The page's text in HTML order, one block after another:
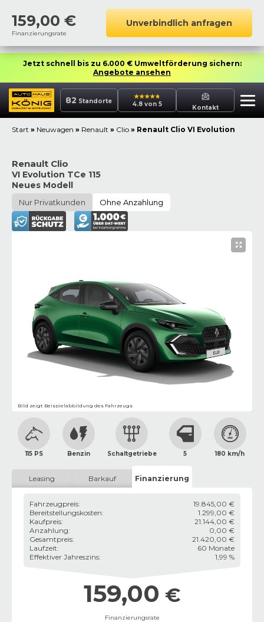
159,00 €
Finanzierungsrate
Unverbindlich anfragen
Jetzt schnell bis zu 6.000 € Umweltförderung sichern:
Angebote ansehen
82 Standorte 4.8 von 5 Kontakt
Start » Neuwagen » Renault » Clio » Renault Clio VI Evolution
Renault Clio
VI Evolution TCe 115
Neues Modell
Nur Privatkunden Ohne Anzahlung
Bild zeigt Beispielabbildung des Fahrzeugs
115 PS Benzin Schaltgetriebe 5 180 km/h
Leasing Barkauf Finanzierung
Fahrzeugpreis:
19.845,00 €
Bereitstellungskosten:
1.299,00 €
Kaufpreis:
21.144,00 €
Anzahlung:
0,00 €
Gesamtpreis:
21.420,00 €
Laufzeit:
60 Monate
Effektiver Jahreszins: 1,99 %
159,00 €
Finanzierungsrate